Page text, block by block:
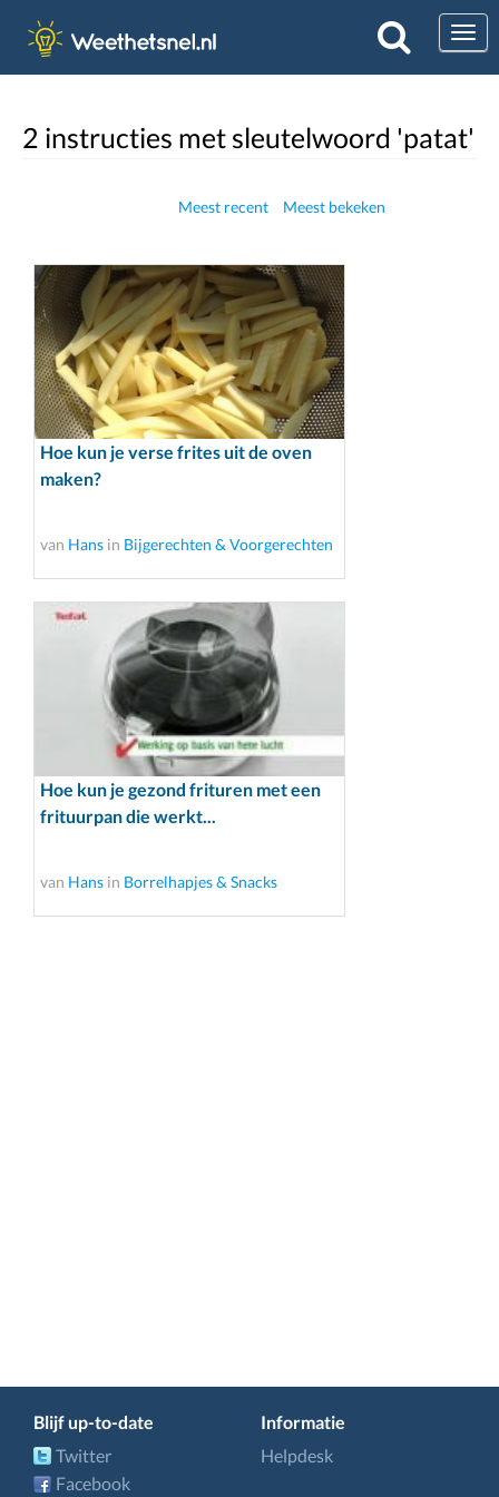
2 instructies met sleutelwoord 'patat'
Meest recent Meest bekeken
Hoe kun je verse frites uit de oven
maken?
van Hans in Bijgerechten & Voorgerechten
Hoe kun je gezond frituren met een
frituurpan die werkt...
van Hans in Borrelhapjes & Snacks
Blijf up-to-date
Twitter
Facebook
Informatie
Helpdesk